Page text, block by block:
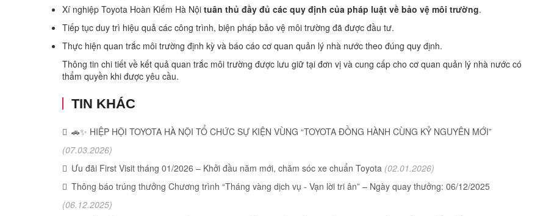
Xí nghiệp Toyota Hoàn Kiếm Hà Nội tuân thủ đầy đủ các quy định của pháp luật về bảo vệ môi trường.
Tiếp tục duy trì hiệu quả các công trình, biện pháp bảo vệ môi trường đã được đầu tư.
Thực hiện quan trắc môi trường định kỳ và báo cáo cơ quan quản lý nhà nước theo đúng quy định.
Thông tin chi tiết về kết quả quan trắc môi trường được lưu giữ tại đơn vị và cung cấp cho cơ quan quản lý nhà nước có
thẩm quyền khi được yêu cầu.
TIN KHÁC
🚗✨ HIỆP HỘI TOYOTA HÀ NỘI TỔ CHỨC SỰ KIỆN VÙNG “TOYOTA ĐỒNG HÀNH CÙNG KỶ NGUYÊN MỚI”
(07.03.2026)
Ưu đãi First Visit tháng 01/2026 – Khởi đầu năm mới, chăm sóc xe chuẩn Toyota (02.01.2026)
Thông báo trúng thưởng Chương trình “Tháng vàng dịch vụ - Vạn lời tri ân” – Ngày quay thưởng: 06/12/2025
(06.12.2025)